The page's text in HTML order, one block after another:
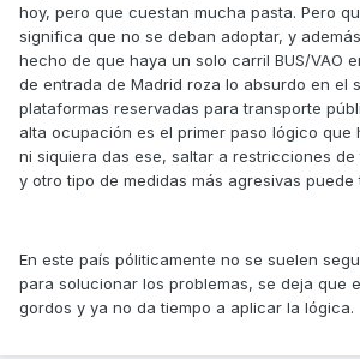
hoy, pero que cuestan mucha pasta. Pero
significa que no se deban adoptar, y
hecho de que haya un solo carril BUS/VAO
de entrada de Madrid roza lo absurdo en el
plataformas reservadas para transporte
alta ocupación es el primer paso lógico que
ni siquiera das ese, saltar a restricciones
y otro tipo de medidas más agresivas
En este país póliticamente no se suelen
para solucionar los problemas, se deja que
gordos y ya no da tiempo a aplicar la lógica.